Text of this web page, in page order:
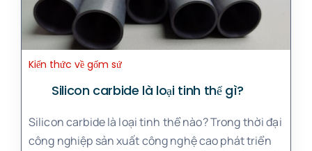
Kiến thức về gốm sứ
Silicon carbide là loại tinh thể gì?
Silicon carbide là loại tinh thể nào? Trong thời đại
công nghiệp sản xuất công nghệ cao phát triển